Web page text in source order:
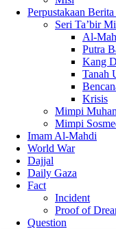
Perpustakaan
Seri Ta’bir
Al-
Putra
Kang
Tanah
Krisis
Mimpi
Mimpi
Imam Al-Mahdi
World War
Dajjal
Daily Gaza
Fact
Incident
Proof of
Question